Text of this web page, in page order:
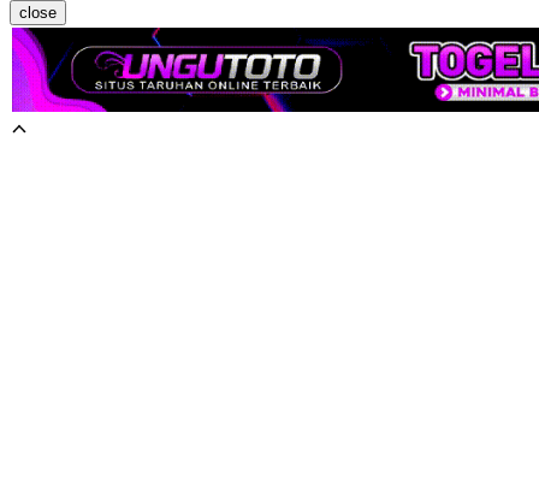
close